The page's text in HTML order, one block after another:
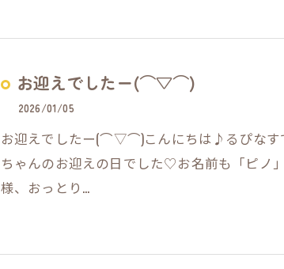
お迎えでしたー(⌒▽⌒)
2026/01/05
お迎えでしたー(⌒▽⌒)こんにちは♪るぴなす
ちゃんのお迎えの日でした♡お名前も「ピノ
様、おっとり…